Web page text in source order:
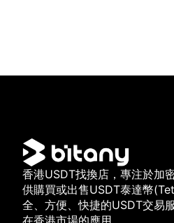
香港USDT找換店，專注於加
供購買或出售USDT泰達幣
全、方便、快捷的USDT交易